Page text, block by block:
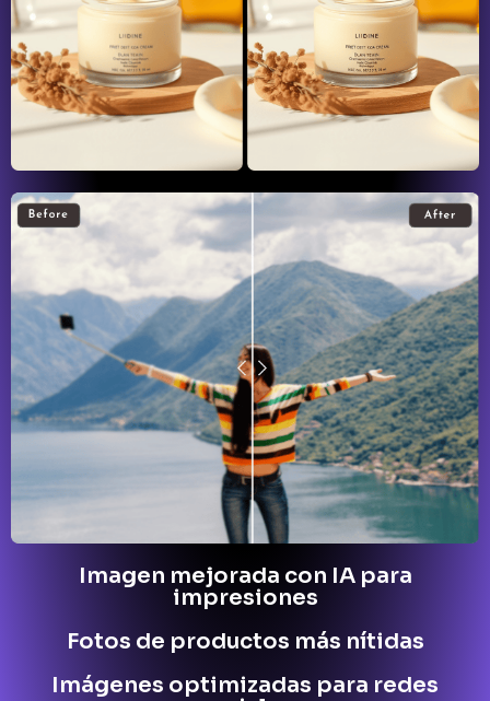
Imagen mejorada con IA para
impresiones
Fotos de productos más nítidas
Imágenes optimizadas para redes